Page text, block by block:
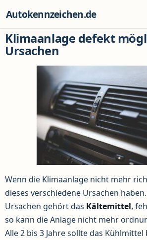
Autokennzeichen.de
Klimaanlage defekt
Ursachen
Wenn die Klimaanlage nicht mehr
dieses verschiedene Ursachen
Ursachen gehört das Kältemittel,
so kann die Anlage nicht mehr
Alle 2 bis 3 Jahre sollte das Kühlmittel